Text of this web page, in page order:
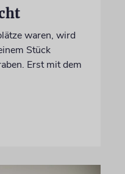
waren, wird
Stück
Erst mit dem